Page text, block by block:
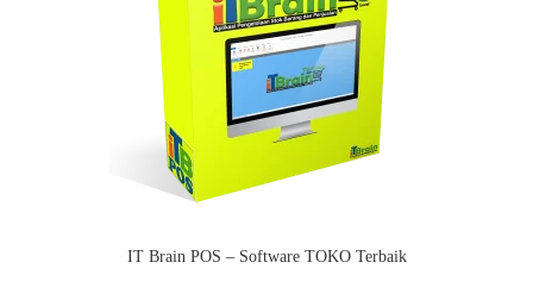
IT Brain POS – Software TOKO Terbaik